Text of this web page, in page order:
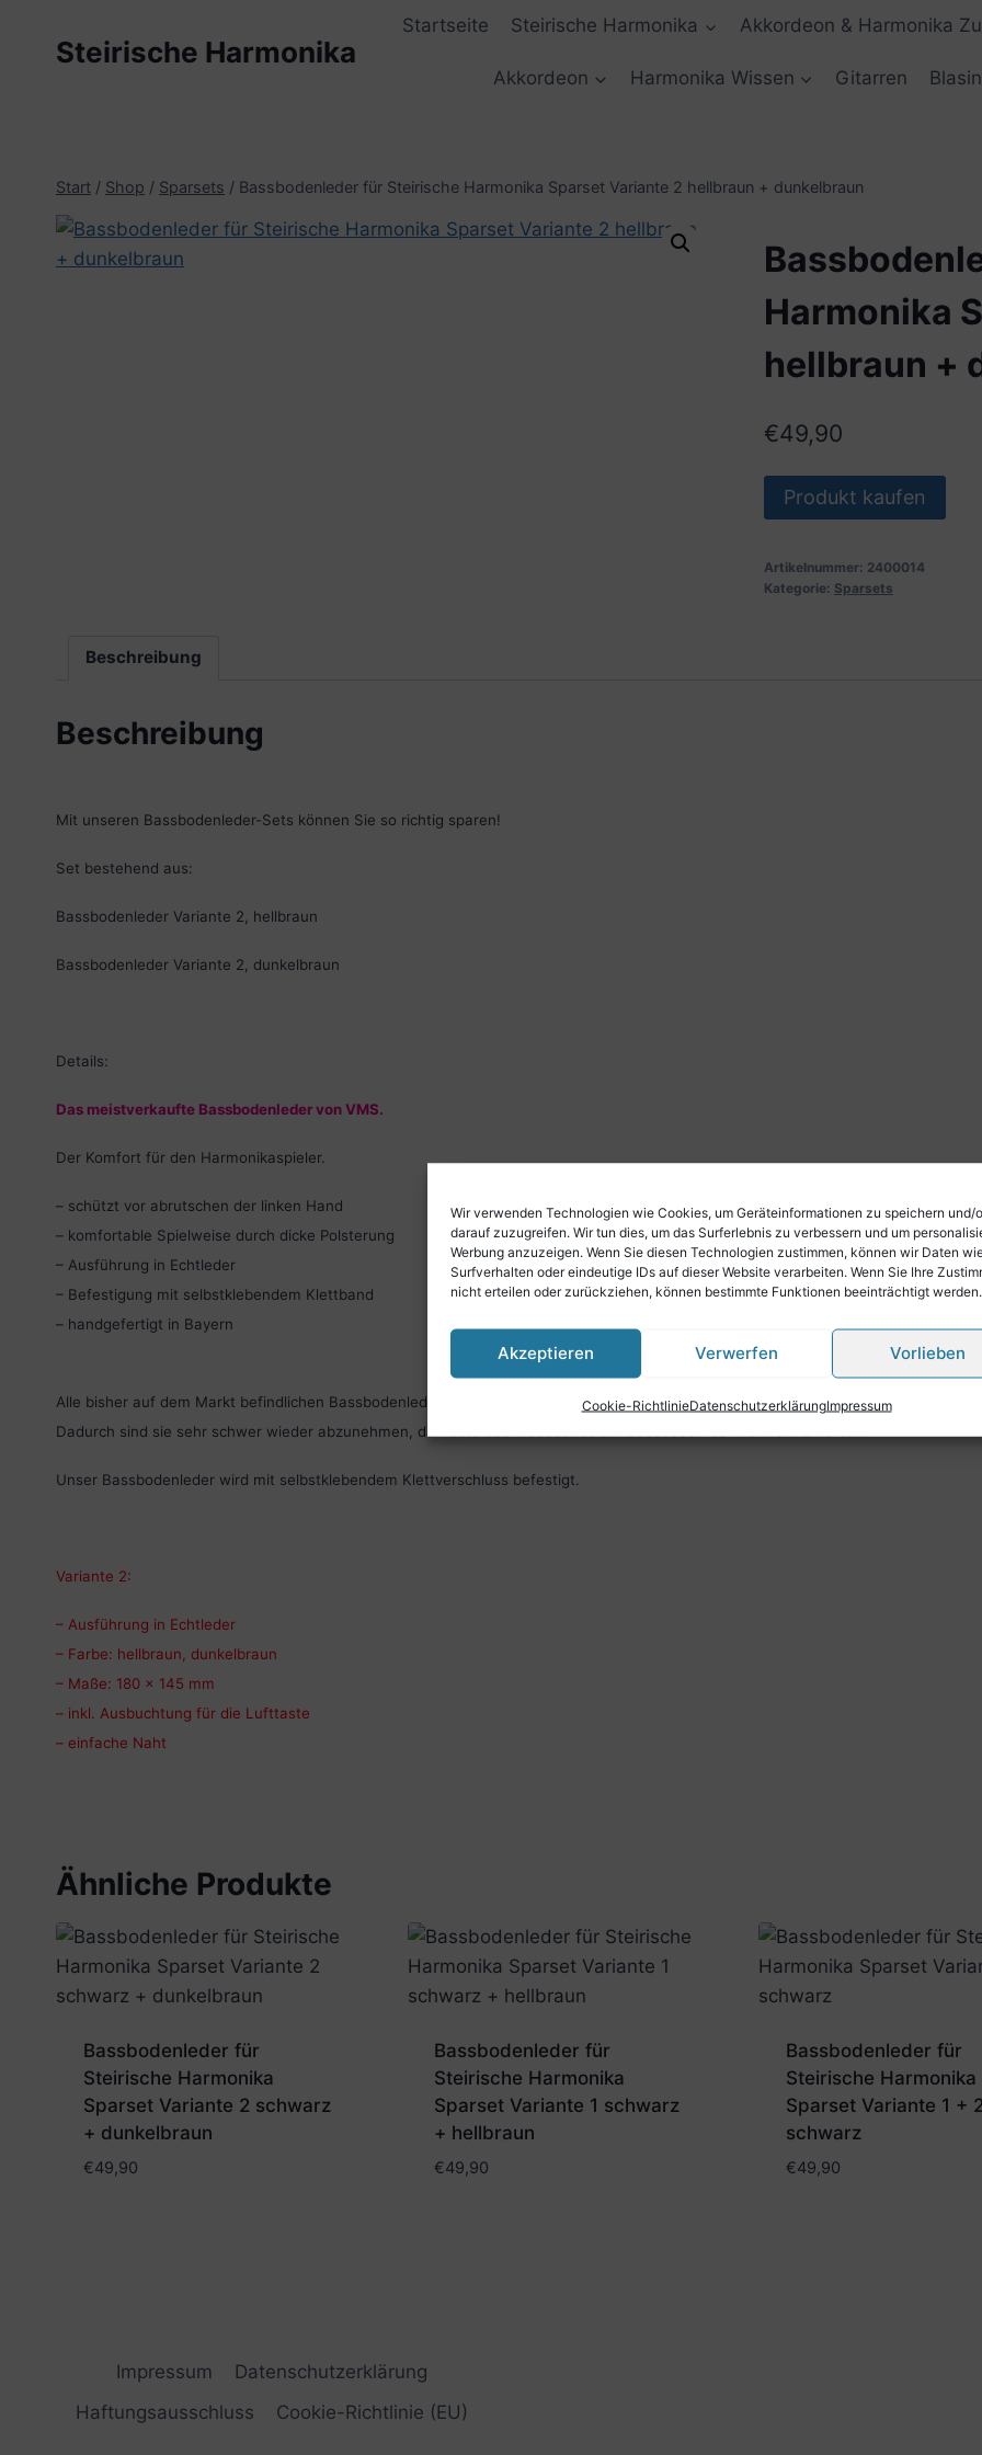
Wir verwenden Technologien wie Cookies, um Geräteinformationen zu speichern und/
darauf zuzugreifen. Wir tun dies, um das Surferlebnis zu verbessern und um
Werbung anzuzeigen. Wenn Sie diesen Technologien zustimmen, können wir Daten
Surfverhalten oder eindeutige IDs auf dieser Website verarbeiten. Wenn Sie Ihre
nicht erteilen oder zurückziehen, können bestimmte Funktionen beeinträchtigt werden.
Akzeptieren Verwerfen Vorlieben
Cookie-RichtlinieDatenschutzerklärungImpressum
Steirische Harmonika
Startseite Steirische Harmonika Akkordeon & Harmonika
Akkordeon Harmonika Wissen Gitarren
Start / Shop / Sparsets / Bassbodenleder für Steirische Harmonika Sparset Variante 2 hellbraun + dunkelbraun
Harmonika
hellbraun +
€49,90
Produkt kaufen
Artikelnummer: 2400014
Kategorie: Sparsets
Beschreibung
Beschreibung
Mit unseren Bassbodenleder-Sets können Sie so richtig sparen!
Set bestehend aus:
Bassbodenleder Variante 2, hellbraun
Bassbodenleder Variante 2, dunkelbraun
Details:
Das meistverkaufte Bassbodenleder von VMS.
Der Komfort für den Harmonikaspieler.
– schützt vor abrutschen der linken Hand
– komfortable Spielweise durch dicke Polsterung
– Ausführung in Echtleder
– Befestigung mit selbstklebendem Klettband
– handgefertigt in Bayern
Alle bisher auf dem Markt befindlichen Bassbodenleder werden mit doppelseitigem Klebeband befestigt.
Dadurch sind sie sehr schwer wieder abzunehmen, da Reste des Klebebands am Bassboden der Harmonika haften.
Unser Bassbodenleder wird mit selbstklebendem Klettverschluss befestigt.
Variante 2:
– Ausführung in Echtleder
– Farbe: hellbraun, dunkelbraun
– Maße: 180 x 145 mm
– inkl. Ausbuchtung für die Lufttaste
– einfache Naht
Ähnliche Produkte
Bassbodenleder für
Steirische Harmonika
Sparset Variante 2 schwarz
+ dunkelbraun
€49,90
Bassbodenleder für
Steirische Harmonika
Sparset Variante 1 schwarz
+ hellbraun
€49,90
Bassbodenleder für
Steirische Harmonika
Sparset Variante 1 +
schwarz
€49,90
Impressum
Datenschutzerklärung
Haftungsausschluss
Cookie-Richtlinie (EU)